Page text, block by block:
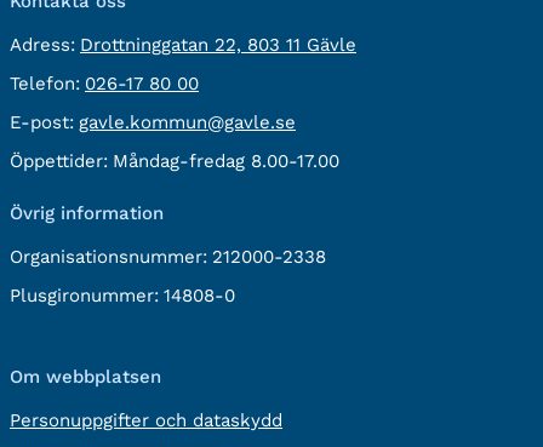
Adress: besöksadress:
Drottninggatan 22, 803 11 Gävle
Telefon: Telefon:
026-17 80 00
E-post: E-
post:
gavle.kommun@gavle.se
Öppettider: Måndag-fredag 8.00-17.00
Övrig information
Organisationsnummer: 212000-2338
Plusgironummer: 14808-0
Om webbplatsen
Personuppgifter och dataskydd